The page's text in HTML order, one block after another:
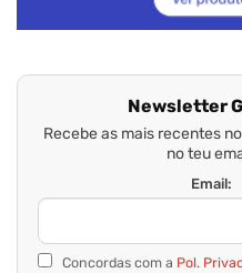
Newsletter
Recebe as mais recentes
no teu
Email:
Concordas com a Pol.